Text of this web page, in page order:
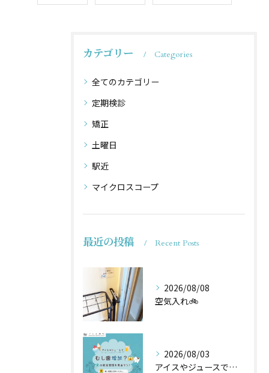
カテゴリー Categories
全てのカテゴリー
定期検診
矯正
土曜日
駅近
マイクロスコープ
最近の投稿 Recent Posts
2026/08/08
空気入れ🚲
2026/08/03
アイスやジュースでむし歯増加？🦷